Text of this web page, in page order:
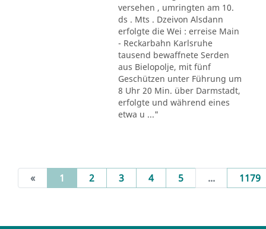
versehen , umringten am 10.
ds . Mts . Dzeivon Alsdann
erfolgte die Wei : erreise Main
- Reckarbahn Karlsruhe
tausend bewaffnete Serden
aus Bielopolje, mit fünf
Geschützen unter Führung um
8 Uhr 20 Min. über Darmstadt,
erfolgte und während eines
etwa u ..."
« 1 (current)
2 3 4 5 ... 1179